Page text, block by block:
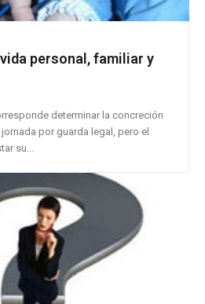
personal, familiar y
determinar la concreción
por guarda legal, pero el
su...